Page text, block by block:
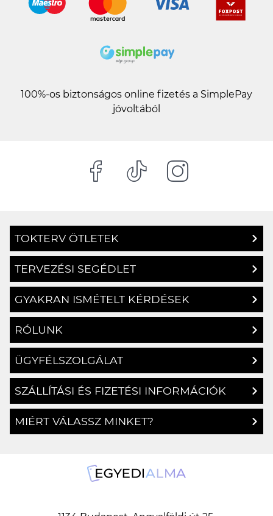
100%-os biztonságos online fizetés a SimplePay
TOKTERV ÖTLETEK
TERVEZÉSI SEGÉDLET
GYAKRAN ISMÉTELT KÉRDÉSEK
RÓLUNK
ÜGYFÉLSZOLGÁLAT
SZÁLLÍTÁSI ÉS FIZETÉSI INFORMÁCIÓK
MIÉRT VÁLASSZ MINKET?